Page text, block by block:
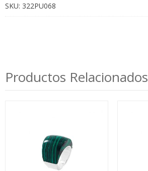
cantidad
SKU: 322PU068
Productos Relacionados